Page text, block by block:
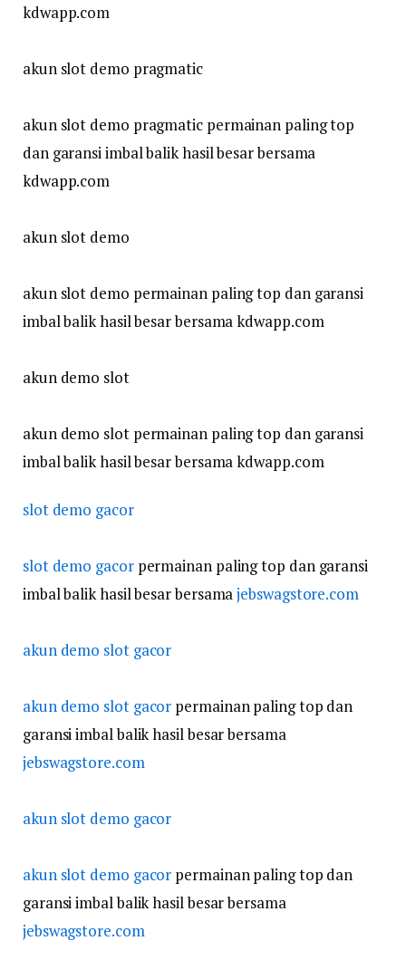
kdwapp.com
akun slot demo pragmatic
akun slot demo pragmatic permainan paling top
dan garansi imbal balik hasil besar bersama
kdwapp.com
akun slot demo
akun slot demo permainan paling top dan garansi
imbal balik hasil besar bersama kdwapp.com
akun demo slot
akun demo slot permainan paling top dan garansi
imbal balik hasil besar bersama kdwapp.com
slot demo gacor
slot demo gacorpermainan paling top dan garansi
imbal balik hasil besar bersamajebswagstore.com
akun demo slot gacor
akun demo slot gacor permainan paling top dan
garansi imbal balik hasil besar bersama
jebswagstore.com
akun slot demo gacor
akun slot demo gacor permainan paling top dan
garansi imbal balik hasil besar bersama
jebswagstore.com